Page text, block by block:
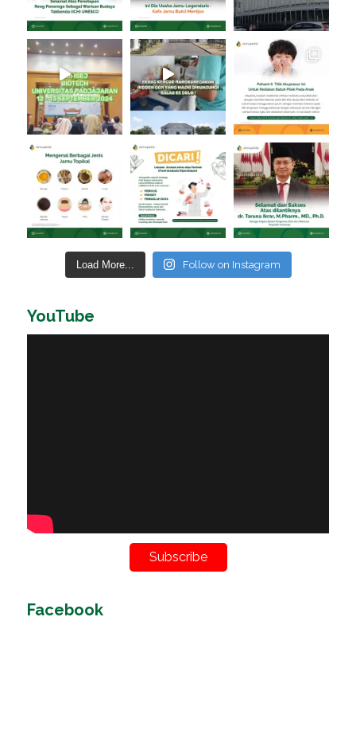
Load More... Follow on Instagram
YouTube
Subscribe
Facebook